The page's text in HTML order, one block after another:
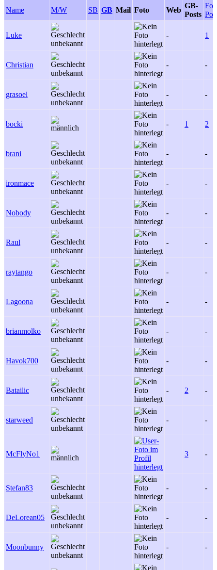
Name M/W SB GB Mail Foto Web
GB-
Posts
Luke - 1
Christian - -
grasoel - -
bocki - 1 2
brani - -
ironmace - -
Nobody - -
Raul - -
raytango - -
Lagoona - -
brianmolko - -
Havok700 - -
Batailic - 2 -
starweed - -
McFlyNo1 3 -
Stefan83 - -
DeLorean05 - -
Moonbunny - -